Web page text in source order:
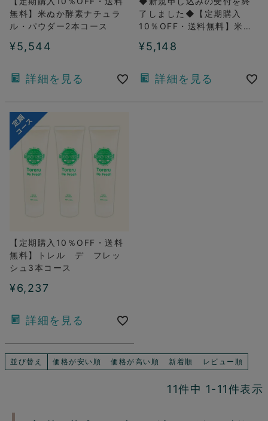
無料】米ぬか酵素ナチュラ
ル・パウダー2本コース
¥5,544
詳細を見る
了しました◆【定期購入
10％OFF・送料無料】米ぬ
ム詰め替え用1パックコース
¥5,148
詳細を見る
【定期購入10％OFF・送料
無料】トレル デ フレッ
シュ3本コース
¥6,237
詳細を見る
並び替え 価格が安い順 価格が高い順 新着順 レビュー順
11件中 1-11件表示